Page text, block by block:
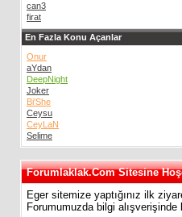
can3
firat
En Fazla Konu Açanlar
Onur
aYdan
DeepNight
Joker
Bi'She
Ceysu
CeyLaN
Selime
Forumlaklak.Com Sitesine
Eger sitemize yaptığınız ilk
Forumumuzda bilgi